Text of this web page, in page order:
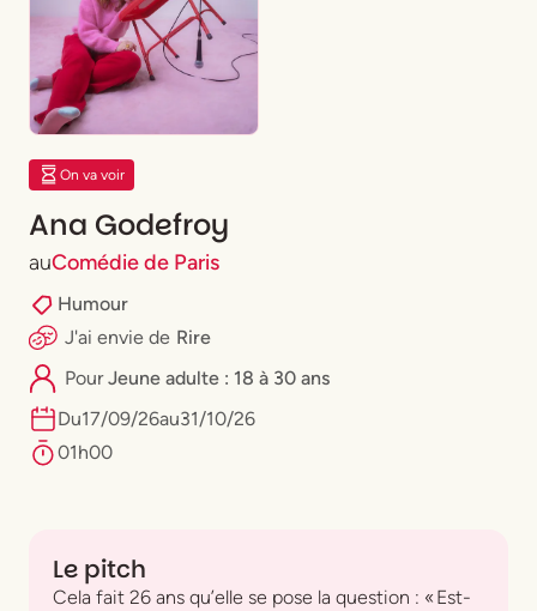
On va voir
Ana Godefroy
auComédie de Paris
Humour
J'ai envie de Rire
Pour⁠Jeune adulte : 18 à 30 ans
Du17/09/26au31/10/26
01h00
Le pitch
Cela fait 26 ans qu’elle se pose la question : « Est-